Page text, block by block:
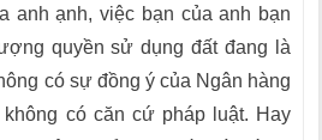
anh ạnh, việc bạn của anh bạn
quyền sử dụng đất đang là
có sự đồng ý của Ngân hàng
có căn cứ pháp luật. Hay